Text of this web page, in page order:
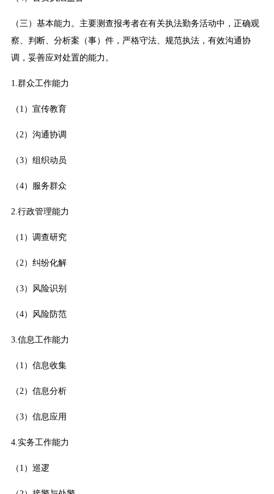
（三）基本能力。主要测查报考者在有关执法勤务活动中，正确观
察、判断、分析案（事）件，严格守法、规范执法，有效沟通协
调，妥善应对处置的能力。
1.群众工作能力
（1）宣传教育
（2）沟通协调
（3）组织动员
（4）服务群众
2.行政管理能力
（1）调查研究
（2）纠纷化解
（3）风险识别
（4）风险防范
3.信息工作能力
（1）信息收集
（2）信息分析
（3）信息应用
4.实务工作能力
（1）巡逻